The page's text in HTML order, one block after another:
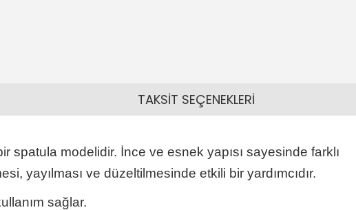
spatula modelidir. İnce ve esnek yapısı sayesinde farklı
yayılması ve düzeltilmesinde etkili bir yardımcıdır.
sağlar.
TAKSİT SEÇENEKLERİ